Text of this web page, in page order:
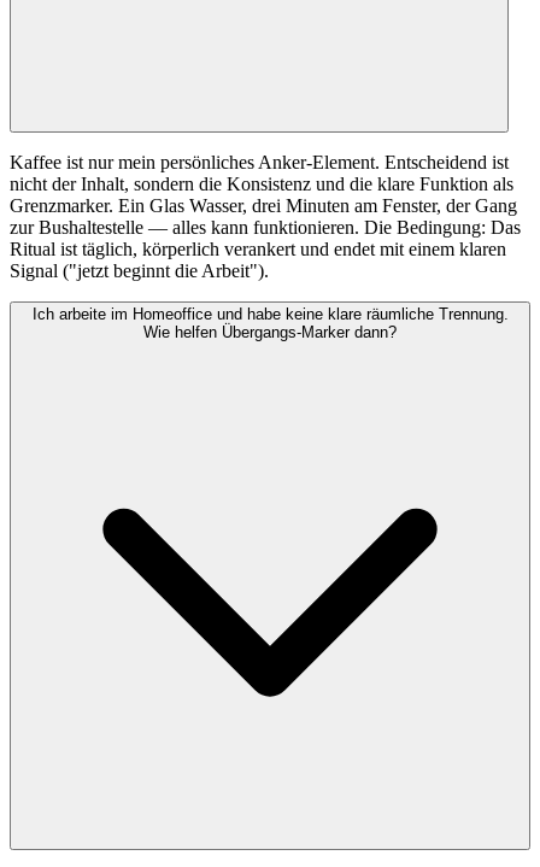
Kaffee ist nur mein persönliches Anker-Element. Entscheidend ist
nicht der Inhalt, sondern die Konsistenz und die klare Funktion als
Grenzmarker. Ein Glas Wasser, drei Minuten am Fenster, der Gang
zur Bushaltestelle — alles kann funktionieren. Die Bedingung: Das
Ritual ist täglich, körperlich verankert und endet mit einem klaren
Signal ("jetzt beginnt die Arbeit").
Ich arbeite im Homeoffice und habe keine klare räumliche Trennung.
Wie helfen Übergangs-Marker dann?